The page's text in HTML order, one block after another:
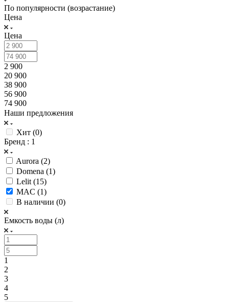
По популярности (возрастание)
Цена
Цена
2 900
20 900
38 900
56 900
74 900
Наши предложения
Хит (0)
Бренд : 1
Aurora (2)
Domena (1)
Lelit (15)
MAC (1)
В наличии (0)
Емкость воды (л)
1
2
3
4
5